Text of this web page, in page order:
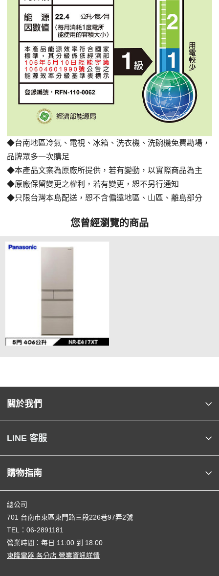
◆台南地區冷氣、電視、冰箱、洗衣機、洗碗機免費勘場 ，
品牌眾多一次購足
◆本產品文案為原廠所提供，若有變動，以實際商品為主
◆原廠保留變更之權利，若有變更，恕不另行通知
◆只限台灣本島配送，恕不含偏遠地區、山區、離島部分
您曾經瀏覽的商品
關於我們
LINE 客服
購物指南
總公司
701 台南市東區東門路三段226巷97弄2號
TEL： 06-2891181
營業時間：每日 11:00 到 18:00
東隆電器 各分店 營業資訊詳情